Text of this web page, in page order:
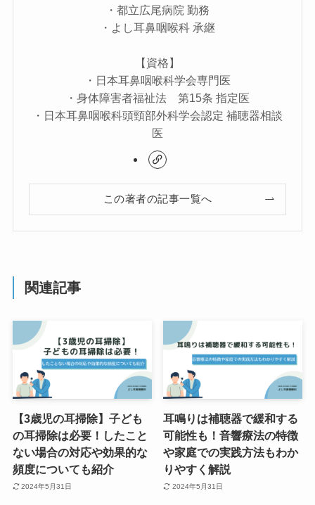
・都立広尾病院 勤務
・よし耳鼻咽喉科 承継
【資格】
・日本耳鼻咽喉科学会専門医
・身体障害者福祉法 第15条 指定医
・日本耳鼻咽喉科頭頸部外科学会認定 補聴器相談
医
この著者の記事一覧へ
関連記事
【3歳児の耳掃除】子ども
の耳掃除は必要！したこと
ない場合の対応や効果的な
頻度についても紹介
2024年5月31日
耳鳴りは補聴器で緩和する
可能性も！音響療法の特徴
や家庭での実践方法もわか
りやすく解説
2024年5月31日